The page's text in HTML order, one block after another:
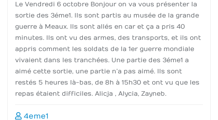
Le Vendredi 6 octobre Bonjour on va vous présenter la
sortie des 3éme1. Ils sont partis au musée de la grande
guerre à Meaux. Ils sont allés en car et ça a pris 40
minutes. Ils ont vu des armes, des transports, et ils ont
appris comment les soldats de la 1er guerre mondiale
vivaient dans les tranchées. Une partie des 3éme1 a
aimé cette sortie, une partie n’a pas aimé. Ils sont
restés 5 heures là-bas, de 8h à 15h30 et ont vu que les
repas étaient difficiles. Alicja , Alycia, Zayneb.
4eme1